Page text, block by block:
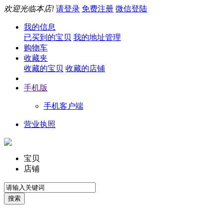
欢迎光临本店! 请登录 免费注册 微信登陆
我的信息
已买到的宝贝 我的地址管理
购物车
收藏夹
收藏的宝贝 收藏的店铺
手机版
手机客户端
营业执照
宝贝
店铺